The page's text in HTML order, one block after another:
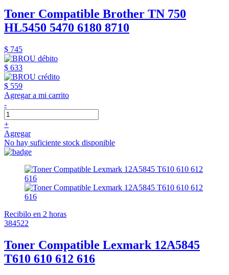
Toner Compatible Brother TN 750
HL5450 5470 6180 8710
$ 745
$ 633
$ 559
Agregar a mi carrito
-
+
Agregar
No hay suficiente stock disponible
Recibilo en 2 horas
384522
Toner Compatible Lexmark 12A5845
T610 610 612 616